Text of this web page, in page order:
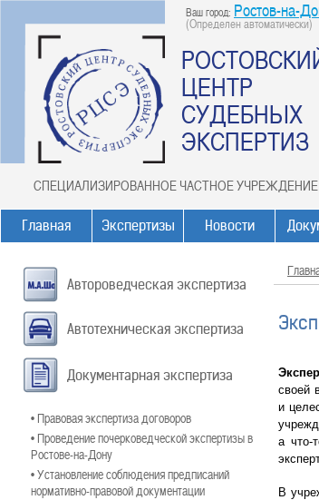
Ваш город: Ростов-на-
(Определен автоматически)
ЦЕНТР
СУДЕБНЫХ
ЭКСПЕРТИЗ
СПЕЦИАЛИЗИРОВАННОЕ ЧАСТНОЕ УЧРЕЖДЕНИЕ
Главная Экспертизы Новости
Автороведческая экспертиза
Автотехническая экспертиза
Документарная экспертиза
• Правовая экспертиза договоров
• Проведение почерковедческой экспертизы в
Ростове-на-Дону
• Установление соблюдения предписаний
нормативно-правовой документации
своей
и
а что-
В